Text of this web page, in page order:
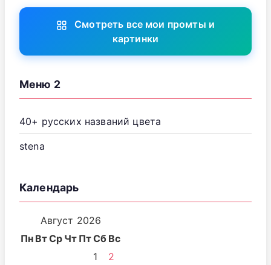
Смотреть все мои промты и
картинки
Меню 2
40+ русских названий цвета
stena
Календарь
Август 2026
Пн ВтСр Чт ПтСб Вс
1
2